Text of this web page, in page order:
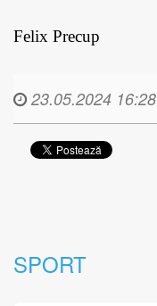
Felix Precup
23.05.2024 16:28
SPORT